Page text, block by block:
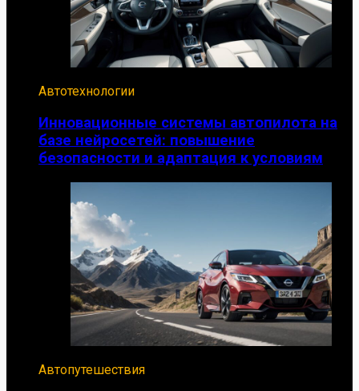
Автотехнологии
Инновационные системы автопилота на
базе нейросетей: повышение
безопасности и адаптация к условиям
Автопутешествия